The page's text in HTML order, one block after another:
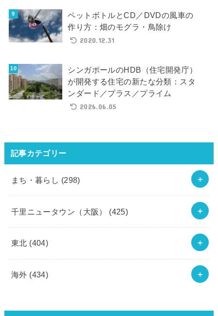
ペットボトルとCD／DVDの風車の
作り方：畑のモグラ・鳥除け
2020.12.31
シンガポールのHDB（住宅開発庁）
が開発する住宅の新たな分類：スタ
ンダード／プラス／プライム
2026.06.05
記事カテゴリー
まち・暮らし (298)
千里ニュータウン（大阪） (425)
東北 (404)
海外 (434)